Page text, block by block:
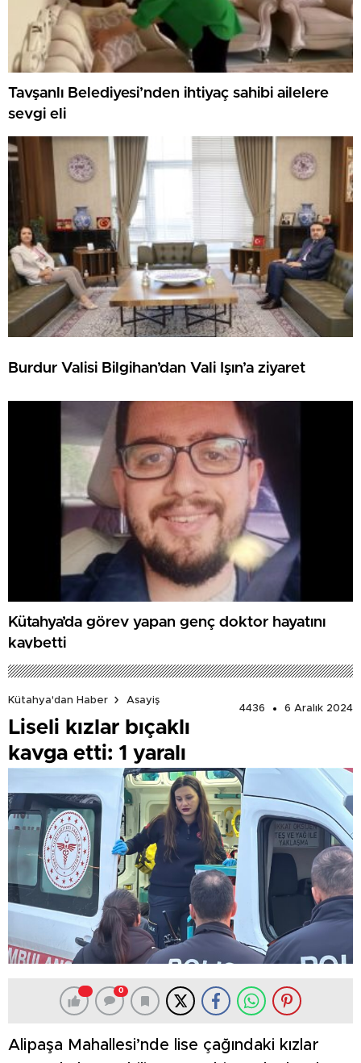
Tavşanlı Belediyesi’nden ihtiyaç sahibi ailelere
sevgi eli
Burdur Valisi Bilgihan’dan Vali Işın’a ziyaret
Kütahya’da görev yapan genç doktor hayatını
kaybetti
Kütahya'dan Haber
Asayiş
4436
6 Aralık 2024
Liseli kızlar bıçaklı
kavga etti: 1 yaralı
0
Alipaşa Mahallesi’nde lise çağındaki kızlar